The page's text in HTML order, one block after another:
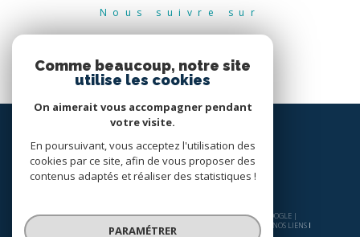
Nous suivre sur
© 2026 | TOUS DROITS RÉSERVÉS | TRADUCTION POWERED BY GOOGLE |
NOS HONORAIRES
PLAN DU SITE MENTIONS LÉGALES ADMIN
NOS LIENS
Comme beaucoup, notre site
utilise les cookies
On aimerait vous accompagner pendant
votre visite.
En poursuivant, vous acceptez l'utilisation des
cookies par ce site, afin de vous proposer des
contenus adaptés et réaliser des statistiques !
PARAMÉTRER